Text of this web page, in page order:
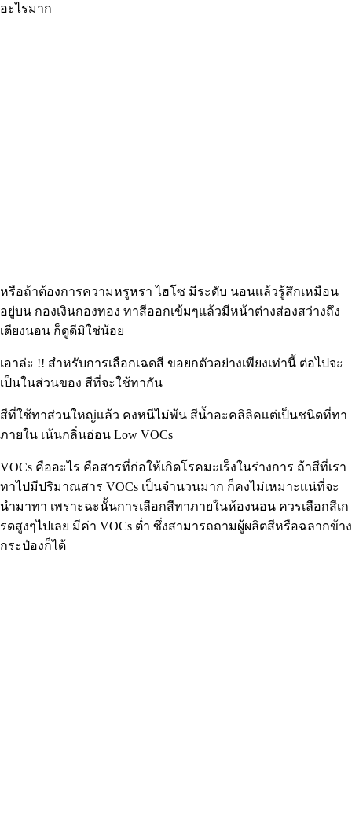
อะไรมาก
หรือถ้าต้องการความหรูหรา ไฮโซ มีระดับ นอนเเล้วรู้สึกเหมือน
อยู่บน กองเงินกองทอง ทาสีออกเข้มๆเเล้วมีหน้าต่างส่องสว่างถึง
เตียงนอน ก็ดูดีมิใช่น้อย
เอาล่ะ !! สำหรับการเลือกเฉดสี ขอยกตัวอย่างเพียงเท่านี้ ต่อไปจะ
เป็นในส่วนของ สีที่จะใช้ทากัน
สีที่ใช้ทาส่วนใหญ่เเล้ว คงหนีไม่พ้น สีน้ำอะคลิลิคเเต่เป็นชนิดที่ทา
ภายใน เน้นกลิ่นอ่อน Low VOCs
VOCs คืออะไร คือสารที่ก่อให้เกิดโรคมะเร็งในร่างการ ถ้าสีที่เรา
ทาไปมีปริมาณสาร VOCs เป็นจำนวนมาก ก็คงไม่เหมาะเเน่ที่จะ
นำมาทา เพราะฉะนั้นการเลือกสีทาภายในห้องนอน ควรเลือกสีเก
รดสูงๆไปเลย มีค่า VOCs ต่ำ ซึ่งสามารถถามผู้ผลิตสีหรือฉลากข้าง
กระป๋องก็ได้